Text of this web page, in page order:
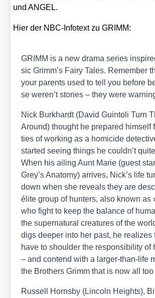
und ANGEL.
Hier der NBC-Info­text zu GRIMM:
GRIMM is a new dra­ma series
sic Grimm’s Fairy Tales. Remem­ber
your par­ents used to tell you befo­re
se weren’t sto­ries – they were
Nick Burk­hardt (David Guin­to­liTurn
Around) thought he pre­pared hims­elf
ties of working as a homic­i­de
star­ted see­ing things he couldn’t
When his ailing Aunt Marie (guest
Grey’s Ana­to­my) arri­ves, Nick’s life
down when she reve­als they are
éli­te group of hun­ters, also known as
who fight to keep the balan­ce of
the super­na­tu­ral crea­tures of the
digs deeper into her past, he rea­li­zes
have to should­er the respon­si­bi­li­ty of
– and con­t­end with a lar­ger-than-life
the Brot­hers Grimm that is now all too
Rus­sell Horn­s­by (Lin­coln Heights),